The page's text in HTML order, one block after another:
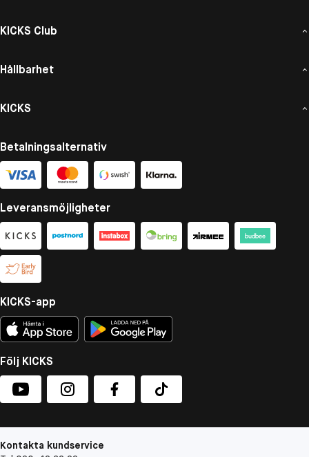
KICKS Club
Hållbarhet
KICKS
Betalningsalternativ
Leveransmöjligheter
KICKS-app
Följ KICKS
Kontakta kundservice